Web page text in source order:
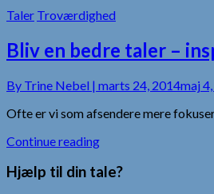
Taler Troværdighed
Bliv en bedre taler –
By Trine Nebel | marts 24, 2014maj
Ofte er vi som afsendere mere
Continue reading
Hjælp til din tale?